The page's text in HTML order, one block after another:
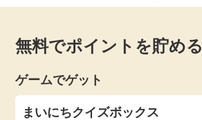
GMOポイ活の使い方
ヘルプセンター
無料でポイントを貯める
ゲームでゲット
まいにちクイズボックス